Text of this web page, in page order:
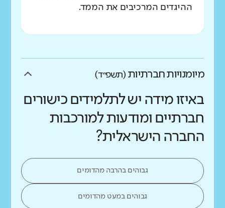
ההיגדים המרכיבים את הממד.
מיומנויות חברתיות (תשפ״ד)
באיזו מידה יש לתלמידים כישורים
חברתיים ומודעות למורכבות
החברה הישראלית?
גבוהים בהרבה מהדומים
גבוהים במעט מהדומים